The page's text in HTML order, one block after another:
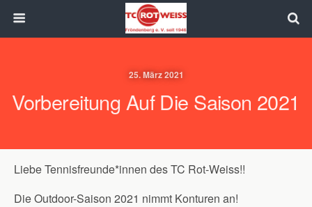
25. März 2021
Vorbereitung Auf Die Saison 2021
Liebe Tennisfreunde*innen des TC Rot-Weiss!!
Die Outdoor-Saison 2021 nimmt Konturen an!